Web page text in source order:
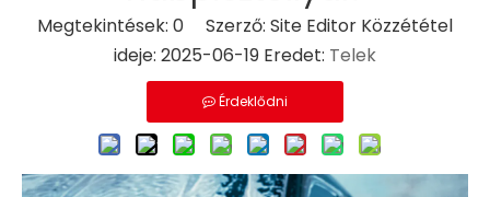
Megtekintések: 0 Szerző: Site Editor Közzététel
ideje: 2025-06-19 Eredet: Telek
Érdeklődni